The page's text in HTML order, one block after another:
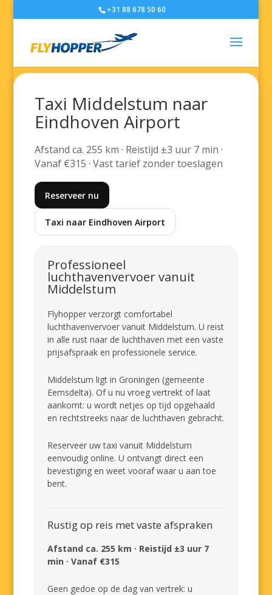
+31 88 678 50 60
Taxi Middelstum naar
Eindhoven Airport
Afstand ca. 255 km · Reistijd ±3 uur 7 min ·
Vanaf €315 · Vast tarief zonder toeslagen
Reserveer nu
Taxi naar Eindhoven Airport
Professioneel
luchthavenvervoer vanuit
Middelstum
Flyhopper verzorgt comfortabel
luchthavenvervoer vanuit Middelstum. U reist
in alle rust naar de luchthaven met een vaste
prijsafspraak en professionele service.
Middelstum ligt in Groningen (gemeente
Eemsdelta). Of u nu vroeg vertrekt of laat
aankomt: u wordt netjes op tijd opgehaald
en rechtstreeks naar de luchthaven gebracht.
Reserveer uw taxi vanuit Middelstum
eenvoudig online. U ontvangt direct een
bevestiging en weet vooraf waar u aan toe
bent.
Rustig op reis met vaste afspraken
Afstand ca. 255 km · Reistijd ±3 uur 7
min · Vanaf €315
Geen gedoe op de dag van vertrek: u